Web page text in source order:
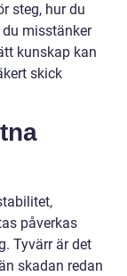
steg, hur du
misstänker
kunskap kan
skick
påverkas
Tyvärr är det
skadan redan